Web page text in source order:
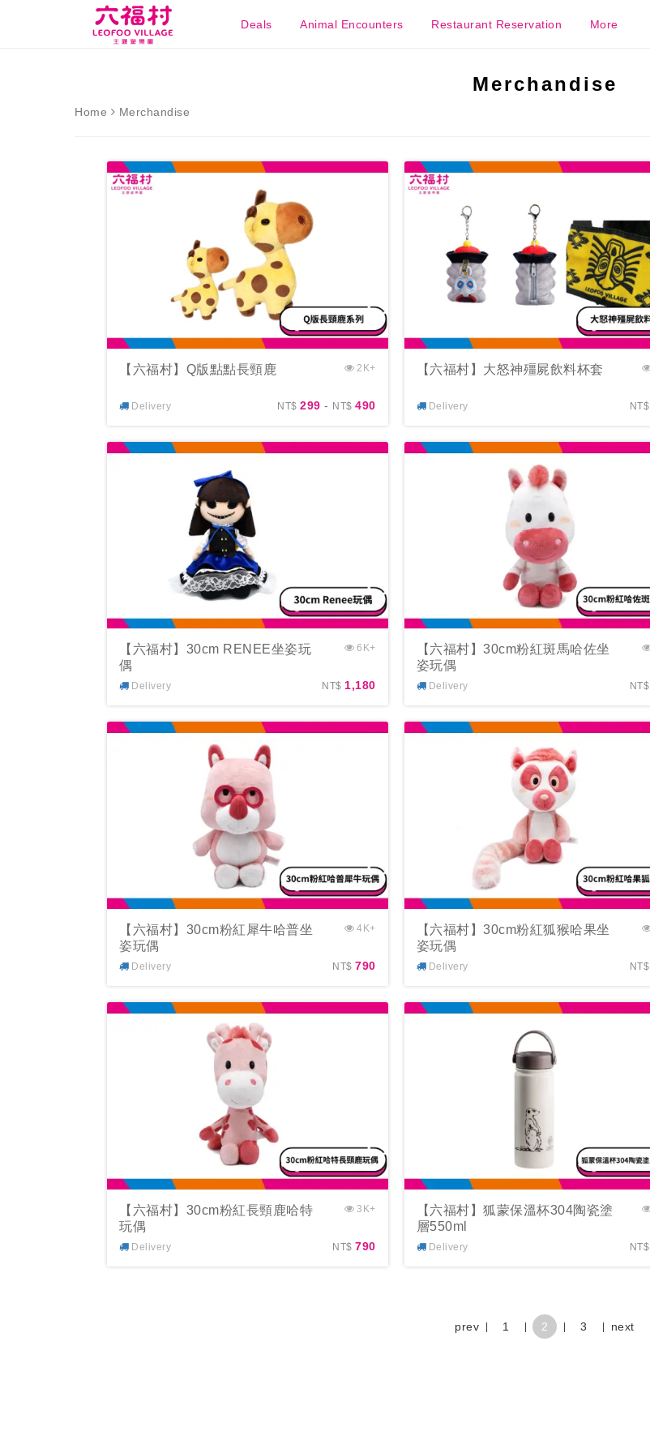
Deals Animal Encounters Restaurant Reservation More
Merchandise
Home Merchandise
【六福村】Q版點點長頸鹿
Delivery
2K+
NT$299 - NT$490
【六福村】大怒神殭屍飲料杯套
Delivery NT$
【六福村】30cm RENEE坐姿玩
偶
Delivery
6K+
NT$1,180
【六福村】30cm粉紅斑馬哈佐坐
姿玩偶
Delivery NT$
【六福村】30cm粉紅犀牛哈普坐
姿玩偶
Delivery
4K+
NT$790
【六福村】30cm粉紅狐猴哈果坐
姿玩偶
Delivery NT$
【六福村】30cm粉紅長頸鹿哈特
玩偶
Delivery
3K+
NT$790
【六福村】狐蒙保溫杯304陶瓷塗
層550ml
Delivery NT$
prev 1 2 3 next